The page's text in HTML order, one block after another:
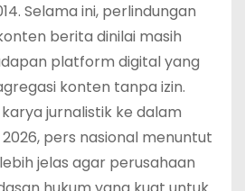
Selama ini, perlindungan
berita dinilai masih
platform digital yang
konten tanpa izin.
jurnalistik ke dalam
pers nasional menuntut
jelas agar perusahaan